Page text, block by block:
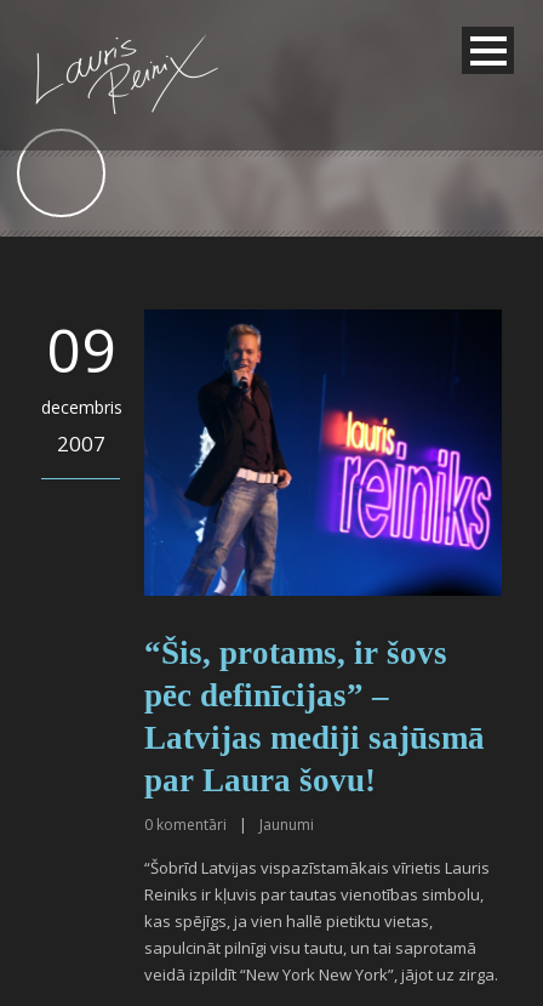
09
decembris
2007
“Šis, protams, ir šovs
pēc definīcijas” –
Latvijas mediji sajūsmā
par Laura šovu!
0 komentāri Jaunumi
“Šobrīd Latvijas vispazīstamākais vīrietis Lauris
Reiniks ir kļuvis par tautas vienotības simbolu,
kas spējīgs, ja vien hallē pietiktu vietas,
sapulcināt pilnīgi visu tautu, un tai saprotamā
veidā izpildīt “New York New York”, jājot uz zirga.